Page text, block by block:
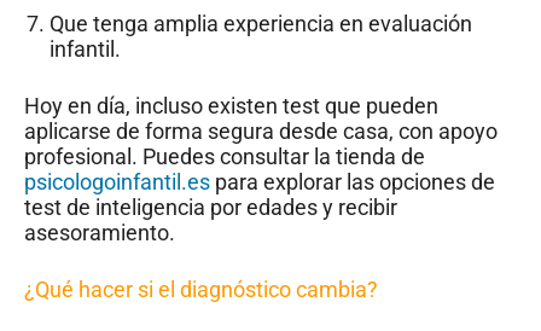
Que tenga amplia experiencia en evaluación
infantil.
Hoy en día, incluso existen test que pueden
aplicarse de forma segura desde casa, con apoyo
profesional. Puedes consultar la tienda de
psicologoinfantil.es para explorar las opciones de
test de inteligencia por edades y recibir
asesoramiento.
¿Qué hacer si el diagnóstico cambia?